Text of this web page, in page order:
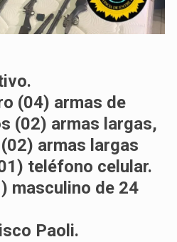
(04) armas de
(02) armas largas,
armas largas
teléfono celular.
masculino de 24
Paoli.